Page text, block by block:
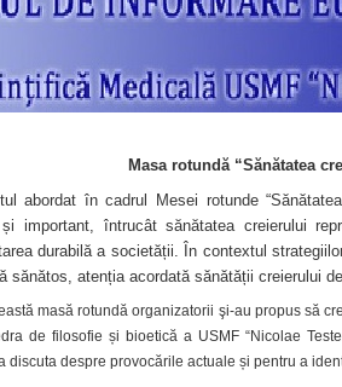
Masa rotundă “Sănătatea
abordat în cadrul Mesei rotunde
important, întrucât sănătatea creierului
durabilă a societății. În contextul
sănătos, atenția acordată sănătății creierului
masă rotundă organizatorii şi-au propus să
de filosofie și bioetică a USMF “Nicolae
discuta despre provocările actuale și pentru a